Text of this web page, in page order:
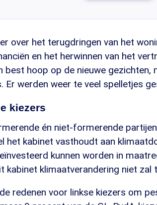
over het terugdringen van het
en het herwinnen van het
best hoop op de nieuwe
Er werden weer te veel spelletjes
kiezers
én niet-formerende
het kabinet vasthoudt aan
kunnen worden in
kabinet klimaatverandering niet zal
redenen voor linkse kiezers om